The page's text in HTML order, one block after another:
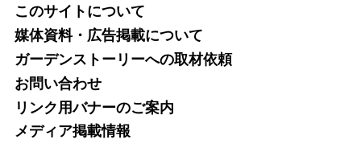
このサイトについて
媒体資料・広告掲載について
ガーデンストーリーへの取材依頼
お問い合わせ
リンク用バナーのご案内
メディア掲載情報